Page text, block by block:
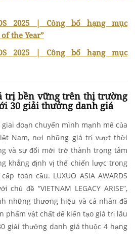
2025 | Công bố hạng mục
the Year”
2025 | Công bố hạng mục
trị bền vững trên thị trường
30 giải thưởng danh giá
đoạn chuyển mình mạnh mẽ của
Nam, nơi những giá trị vượt thời
và sự đổi mới trở thành trọng tâm
khẳng định vị thế chiến lược trong
toàn cầu. LUXUO ASIA AWARDS
chủ đề “VIETNAM LEGACY ARISE”,
những thương hiệu và cá nhân đã
phẩm vật chất để kiến tạo giá trị lâu
giải thưởng danh giá thuộc 4 hạng